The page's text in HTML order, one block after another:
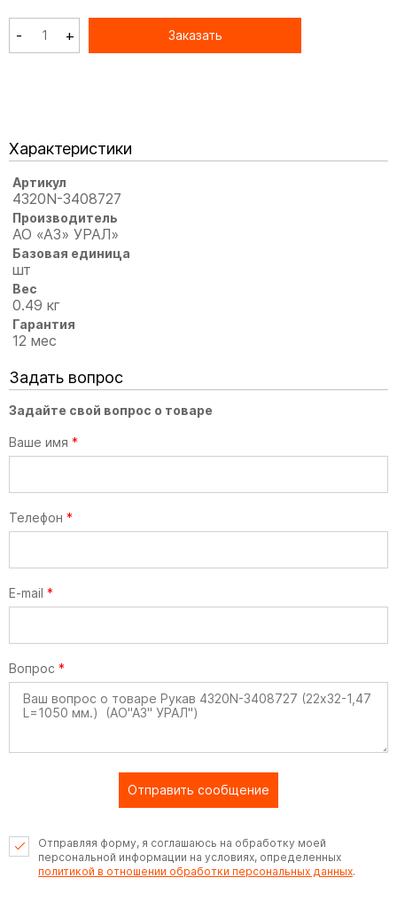
- + Заказать
Характеристики
Артикул
4320N-3408727
Производитель
АО «АЗ» УРАЛ»
Базовая единица
шт
Вес
0.49 кг
Гарантия
12 мес
Задать вопрос
Задайте свой вопрос о товаре
Ваше имя *
Телефон *
E-mail *
Вопрос *
Отправить сообщение
Отправляя форму, я соглашаюсь на обработку моей
персональной информации на условиях, определенных
политикой в отношении обработки персональных данных.